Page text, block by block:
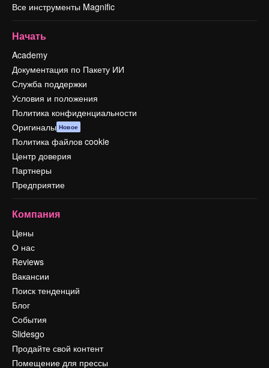
Все инструменты Magnific
Начать
Academy
Документация по Пакету ИИ
Служба поддержки
Условия и положения
Политика конфиденциальности
Оригиналы Новое
Политика файлов cookie
Центр доверия
Партнеры
Предприятие
Компания
Цены
О нас
Reviews
Вакансии
Поиск тенденций
Блог
События
Slidesgo
Продайте свой контент
Помещение для прессы